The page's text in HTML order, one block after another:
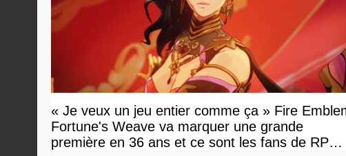
« Je veux un jeu entier comme ça » Fire
Fortune's Weave va marquer une grande
première en 36 ans et ce sont les fans de RPG